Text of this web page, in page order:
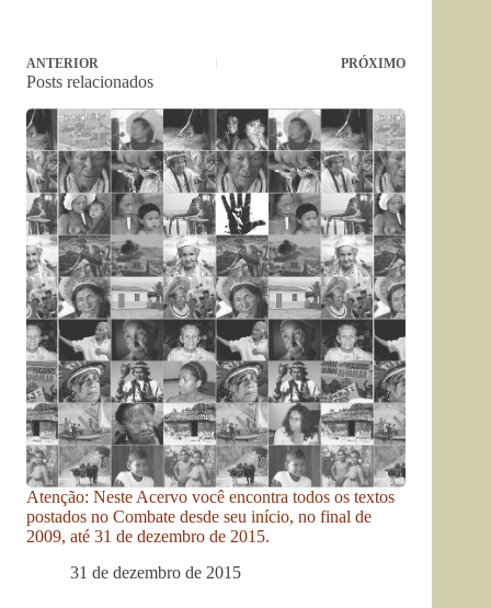
ANTERIOR PRÓXIMO
Posts relacionados
Atenção: Neste Acervo você encontra todos os textos
postados no Combate desde seu início, no final de
2009, até 31 de dezembro de 2015.
31 de dezembro de 2015